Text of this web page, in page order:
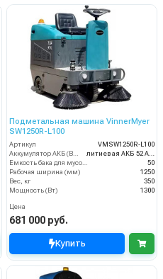
Подметальная машина VinnerMyer
SW1250R-L100
Артикул
VMSW1250R-L100
литиевая АКБ 52 Ач С2
50
Рабочая ширина (мм)
1250
Вес, кг
350
Мощность (Вт)
1300
Цена
681 000 руб.
Купить